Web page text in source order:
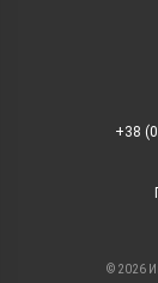
+38
© 2026